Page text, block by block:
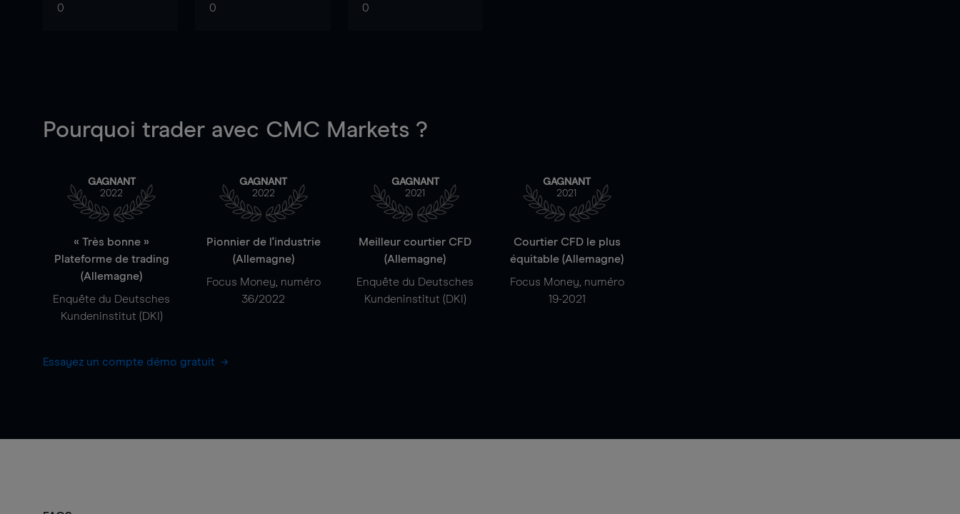
0 0 0
Pourquoi trader avec CMC Markets ?
GAGNANT
2022
« Très bonne »
Plateforme de trading
(Allemagne)
Enquête du Deutsches
Kundeninstitut (DKI)
GAGNANT
2022
Pionnier de l'industrie
(Allemagne)
Focus Money, numéro
36/2022
GAGNANT
2021
Meilleur courtier CFD
(Allemagne)
Enquête du Deutsches
Kundeninstitut (DKI)
GAGNANT
2021
Courtier CFD le plus
équitable (Allemagne)
Focus Money, numéro
19-2021
Essayez un compte démo gratuit